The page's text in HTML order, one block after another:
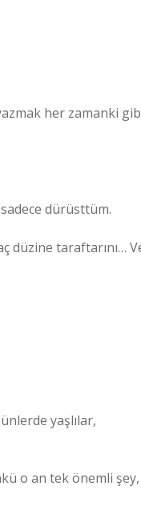
her zamanki
dürüsttüm.
düzine taraftarını…
yaşlılar,
o an tek önemli şey,